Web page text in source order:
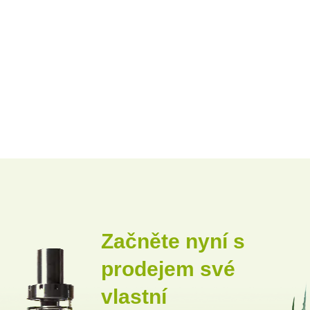
Začněte nyní s
prodejem své
vlastní